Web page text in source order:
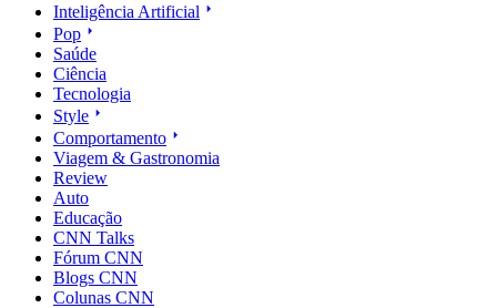
Inteligência Artificial
Pop
Saúde
Ciência
Tecnologia
Style
Comportamento
Viagem & Gastronomia
Review
Auto
Educação
CNN Talks
Fórum CNN
Blogs CNN
Colunas CNN